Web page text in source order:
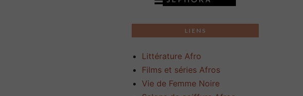
LIENS
Littérature Afro
Films et séries Afros
Vie de Femme Noire